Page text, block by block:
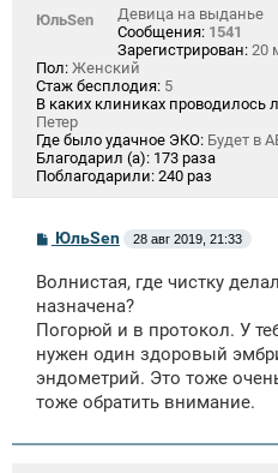
ЮльSen
Девица на выданье
Сообщения: 1541
Зарегистрирован: 20
Пол: Женский
Стаж бесплодия: 5
В каких клиниках проводилось
Петер
Где было удачное ЭКО: Будет в
Благодарил (а): 173 раза
Поблагодарили: 240 раз
С
о
б
щ
н
и
е
ЮльSen 28 авг 2019, 21:33
Волнистая, где чистку
назначена?
Погорюй и в протокол. У
нужен один здоровый
эндометрий. Это тоже
тоже обратить внимание.